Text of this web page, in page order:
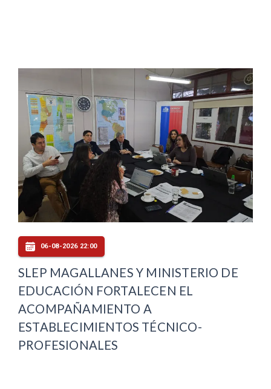
06-08-2026 22:00
SLEP MAGALLANES Y MINISTERIO DE
EDUCACIÓN FORTALECEN EL
ACOMPAÑAMIENTO A
ESTABLECIMIENTOS TÉCNICO-
PROFESIONALES